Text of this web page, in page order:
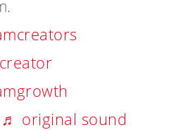
♬ original sound